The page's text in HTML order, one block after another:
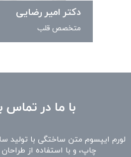
دکتر امیر رضایی
متخصص قلب
لورم ایپسوم متن ساختگی با تولید
چاپ، و با استفاده از
با ما در تماس